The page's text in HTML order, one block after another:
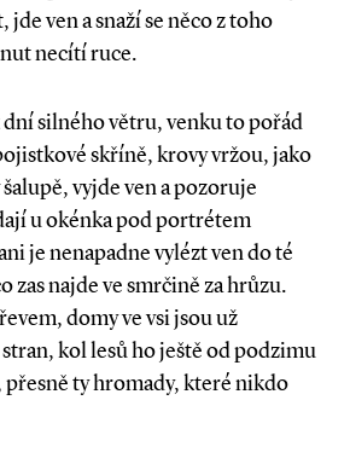
ven a snaží se něco z toho
necítí ruce.
silného větru, venku to pořád
skříně, krovy vržou, jako
vyjde ven a pozoruje
u okénka pod portrétem
je nenapadne vylézt ven do té
zas najde ve smrčině za hrůzu.
domy ve vsi jsou už
kol lesů ho ještě od podzimu
ty hromady, které nikdo